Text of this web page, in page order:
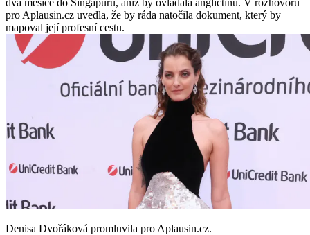
pro Aplausin.cz uvedla, že by ráda natočila dokument, který by
mapoval její profesní cestu.
Denisa Dvořáková promluvila pro Aplausin.cz.